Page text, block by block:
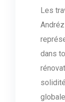
Les
dans